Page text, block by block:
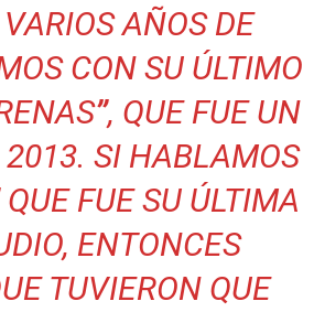
AÑOS DE
CON SU ÚLTIMO
”, QUE FUE UN
SI HABLAMOS
QUE FUE SU ÚLTIMA
ENTONCES
TUVIERON QUE